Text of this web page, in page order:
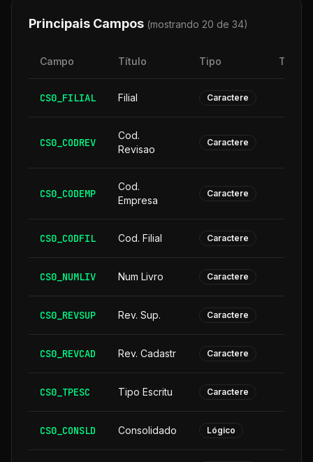
Principais Campos (mostrando 20 de 34)
Campo Título Tipo
CS0_FILIAL Filial Caractere
CS0_CODREV
Cod.
Revisao
Caractere
CS0_CODEMP
Cod.
Empresa
Caractere
CS0_CODFIL Cod. Filial Caractere
CS0_NUMLIV Num Livro Caractere
CS0_REVSUP Rev. Sup. Caractere
CS0_REVCAD Rev. Cadastr Caractere
CS0_TPESC Tipo Escritu Caractere
CS0_CONSLD Consolidado Lógico